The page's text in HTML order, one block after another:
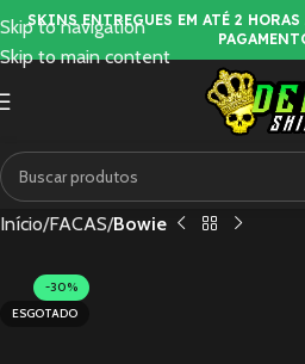
Skip to navigation
Skip to main content
SKINS ENTREGUES EM ATÉ 2
Início FACAS Bowie
-30%
ESGOTADO